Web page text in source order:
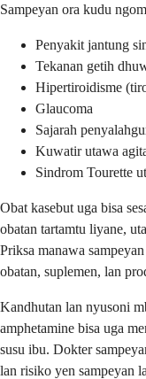
Sampeyan ora kudu
Penyakit jantung
Tekanan getih
Hipertiroidisme
Glaucoma
Sajarah
Kuwatir utawa
Sindrom Tourette
Obat kasebut uga bisa
obatan tartamtu liyane,
Priksa manawa
obatan, suplemen, lan
Kandhutan lan nyusoni
amphetamine bisa uga
susu ibu. Dokter
lan risiko yen sampeyan